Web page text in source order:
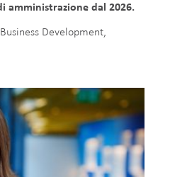
amministrazione dal 2026.
Development,